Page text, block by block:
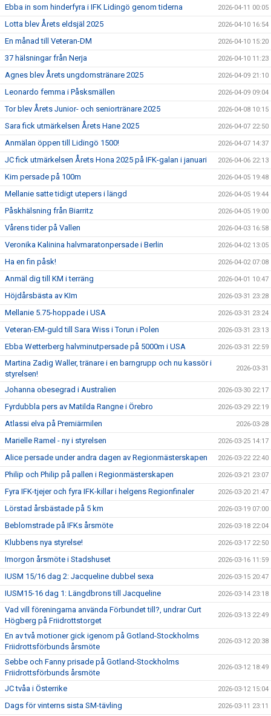
Ebba in som hinderfyra i IFK Lidingö genom tiderna 2026-04-11 00:05
Lotta blev Årets eldsjäl 2025 2026-04-10 16:54
En månad till Veteran-DM 2026-04-10 15:20
37 hälsningar från Nerja 2026-04-10 11:23
Agnes blev Årets ungdomstränare 2025 2026-04-09 21:10
Leonardo femma i Påsksmällen 2026-04-09 09:04
Tor blev Årets Junior- och seniortränare 2025 2026-04-08 10:15
Sara fick utmärkelsen Årets Hane 2025 2026-04-07 22:50
Anmälan öppen till Lidingö 1500! 2026-04-07 14:37
JC fick utmärkelsen Årets Hona 2025 på IFK-galan i januari 2026-04-06 22:13
Kim persade på 100m 2026-04-05 19:48
Mellanie satte tidigt utepers i längd 2026-04-05 19:44
Påskhälsning från Biarritz 2026-04-05 19:00
Vårens tider på Vallen 2026-04-03 16:58
Veronika Kalinina halvmaratonpersade i Berlin 2026-04-02 13:05
Ha en fin påsk! 2026-04-02 07:08
Anmäl dig till KM i terräng 2026-04-01 10:47
Höjdårsbästa av KIm 2026-03-31 23:28
Mellanie 5.75-hoppade i USA 2026-03-31 23:24
Veteran-EM-guld till Sara Wiss i Torun i Polen 2026-03-31 23:13
Ebba Wetterberg halvminutpersade på 5000m i USA 2026-03-31 22:59
Martina Zadig Waller, tränare i en barngrupp och nu kassör i
styrelsen!
2026-03-31
Johanna obesegrad i Australien 2026-03-30 22:17
Fyrdubbla pers av Matilda Rangne i Örebro 2026-03-29 22:19
Atlassi elva på Premiärmilen 2026-03-28
Marielle Ramel - ny i styrelsen 2026-03-25 14:17
Alice persade under andra dagen av Regionmästerskapen 2026-03-22 22:40
Philip och Philip på pallen i Regionmästerskapen 2026-03-21 23:07
Fyra IFK-tjejer och fyra IFK-killar i helgens Regionfinaler 2026-03-20 21:47
Lörstad årsbästade på 5 km 2026-03-19 07:00
Beblomstrade på IFKs årsmöte 2026-03-18 22:04
Klubbens nya styrelse! 2026-03-17 22:50
Imorgon årsmöte i Stadshuset 2026-03-16 11:59
IUSM 15/16 dag 2: Jacqueline dubbel sexa 2026-03-15 20:47
IUSM15-16 dag 1: Längdbrons till Jacqueline 2026-03-14 23:18
Vad vill föreningarna använda Förbundet till?, undrar Curt
Högberg på Friidrottstorget
2026-03-13 22:49
En av två motioner gick igenom på Gotland-Stockholms
Friidrottsförbunds årsmöte
2026-03-12 20:38
Sebbe och Fanny prisade på Gotland-Stockholms
Friidrottsförbunds årsmöte
2026-03-12 18:49
JC tvåa i Österrike 2026-03-12 15:04
Dags för vinterns sista SM-tävling 2026-03-11 23:11